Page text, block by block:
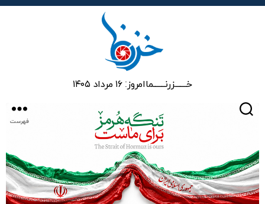
خـــــــزرنـــــــماامروز: ۱۶ مرداد ۱۴۰۵
فهرست